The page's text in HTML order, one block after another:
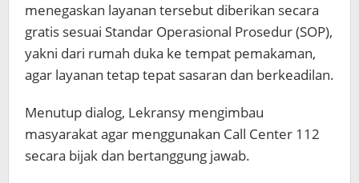
menegaskan layanan tersebut diberikan secara
gratis sesuai Standar Operasional Prosedur (SOP),
yakni dari rumah duka ke tempat pemakaman,
agar layanan tetap tepat sasaran dan berkeadilan.
Menutup dialog, Lekransy mengimbau
masyarakat agar menggunakan Call Center 112
secara bijak dan bertanggung jawab.